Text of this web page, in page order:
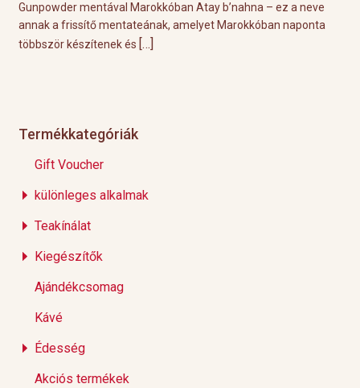
Gunpowder mentával Marokkóban Atay b’nahna – ez a neve
annak a frissítő mentateának, amelyet Marokkóban naponta
többször készítenek és[…]
Termékkategóriák
Gift Voucher
különleges alkalmak
Teakínálat
Kiegészítők
Ajándékcsomag
Kávé
Édesség
Akciós termékek